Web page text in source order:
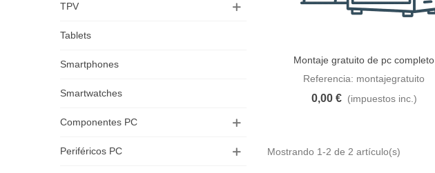
TPV
Tablets
Smartphones
Smartwatches
Componentes PC
Periféricos PC
Añadir al carrito
Montaje gratuito de pc completo
Referencia: montajegratuito
0,00 € (impuestos inc.)
Mostrando 1-2 de 2 artículo(s)